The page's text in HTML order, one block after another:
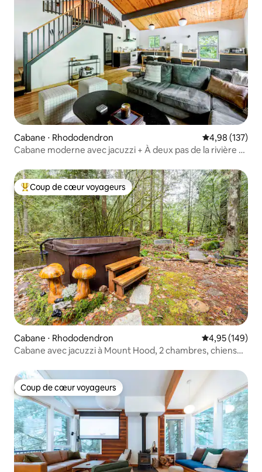
Cabane ⋅ Rhododendron Évaluation
4,98 (137)
Cabane moderne avec jacuzzi + À deux pas de la rivière •
Coups de cœur voyageurs les plus appréciés
Coup de cœur voyageurs
Cabane ⋅ Rhododendron Évaluation
4,95 (149)
Cabane avec jacuzzi à Mount Hood, 2 chambres, chiens
Coup de cœur voyageurs
Coup de cœur voyageurs